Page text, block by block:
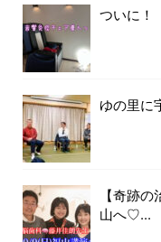
ついに！
ゆの里に
【奇跡
山へ♡...